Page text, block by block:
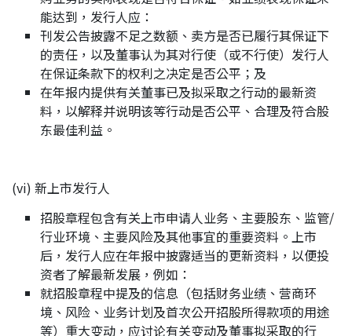
能达到，发行人应：
刊发公告披露不足之数额、卖方是否已履行其保证下
的责任，以及董事认为其对行使（或不行使）发行人
在保证条款下的权利之决定是否公平；及
在年报内提供有关董事已及拟采取之行动的最新资
料，以解释并说明该等行动是否公平、合理及符合股
东最佳利益。
(vi) 新上市发行人
招股章程包含有关上市申请人业务、主要股东、监管/
行业环境、主要风险及其他事宜的重要资料。上市
后，发行人应在年报中披露适当的更新资料，以便投
资者了解最新发展，例如：
就招股章程中提及的信息（包括财务业绩、营商环
境、风险、业务计划及首次公开招股所得款项的用途
等）重大变动，应讨论有关变动及董事拟采取的行